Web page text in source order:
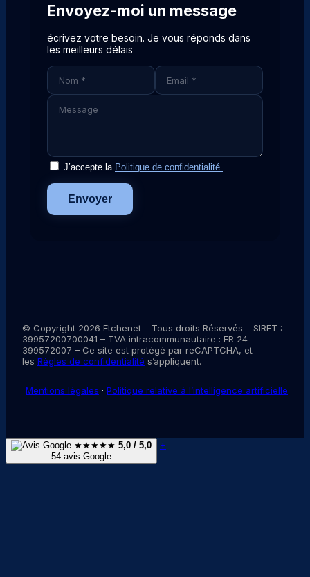
Envoyez-moi un message
écrivez votre besoin. Je vous réponds dans
les meilleurs délais
J’accepte la Politique de confidentialité
Envoyer
© Copyright 2026 Etchenet – Tous droits Réservés – SIRET :
39957200700041 – TVA intracommunautaire : FR 24
399572007 – Ce site est protégé par reCAPTCHA, et
les Règles de confidentialité s’appliquent.
Mentions légales · Politique relative à l’intelligence artificielle
★★★★★ 5,0 / 5,0
54 avis Google
+